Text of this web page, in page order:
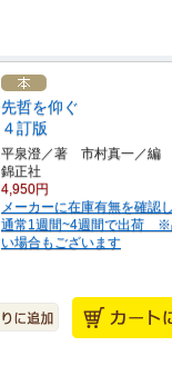
先哲を仰ぐ
４訂版
平泉澄／著 市村真一／編
錦正社
4,950円
メーカーに在庫有無を確認
通常1週間~4週間で出荷 ※
い場合もございます